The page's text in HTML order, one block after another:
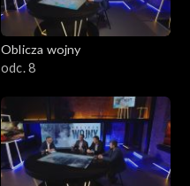
Oblicza wojny
odc. 8